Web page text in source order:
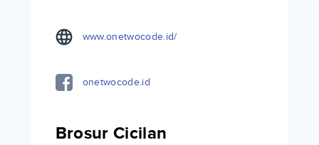
www.onetwocode.id/
onetwocode.id
Brosur Cicilan